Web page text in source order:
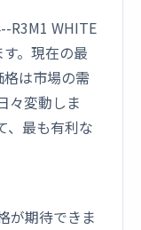
R3M1 WHITE
。現在の最
は市場の需
々変動しま
、最も有利な
が期待できま